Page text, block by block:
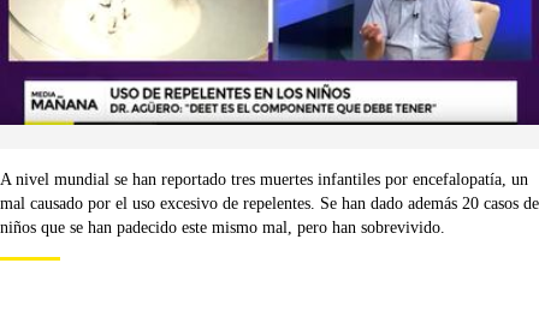
A nivel mundial se han reportado tres muertes infantiles por encefalopatía, un
mal causado por el uso excesivo de repelentes. Se han dado además 20 casos de
niños que se han padecido este mismo mal, pero han sobrevivido.